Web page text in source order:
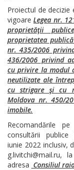
Proiectul de
vigoareLegea nr.
proprietăţii
proprietatea
nr. 435/2006
436/2006 privind
cu privire la modul
neutilizate ale
cu strigare şi cu
Moldova nr. 450/
imobile.
Recomandările
consultării
iunie 2022 inclusiv,
g.livitchi@mail.ru,
adresa Consiliul